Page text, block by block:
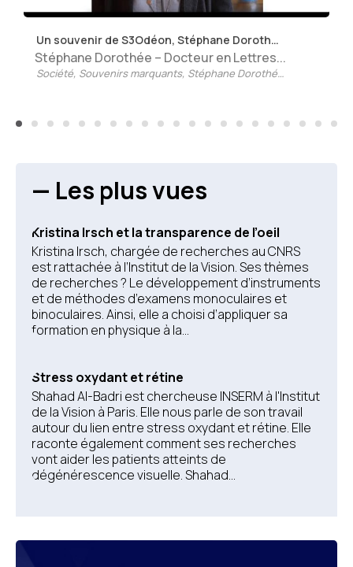
Un souvenir de S3Odéon, Stéphane Dorothée ?
Stéphane Dorothée – Docteur en Lettres...
Société, Souvenirs marquants, Stéphane Dorothée
— Les plus vues
Kristina Irsch et la transparence de l’oeil
Kristina Irsch, chargée de recherches au CNRS
est rattachée à l’Institut de la Vision. Ses thèmes
de recherches ? Le développement d’instruments
et de méthodes d’examens monoculaires et
binoculaires. Ainsi, elle a choisi d’appliquer sa
formation en physique à la...
Stress oxydant et rétine
Shahad Al-Badri est chercheuse INSERM à l'Institut
de la Vision à Paris. Elle nous parle de son travail
autour du lien entre stress oxydant et rétine. Elle
raconte également comment ses recherches
vont aider les patients atteints de
dégénérescence visuelle. Shahad...